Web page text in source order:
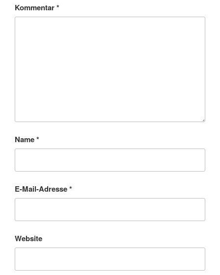
Kommentar*
Name*
E-Mail-Adresse*
Website